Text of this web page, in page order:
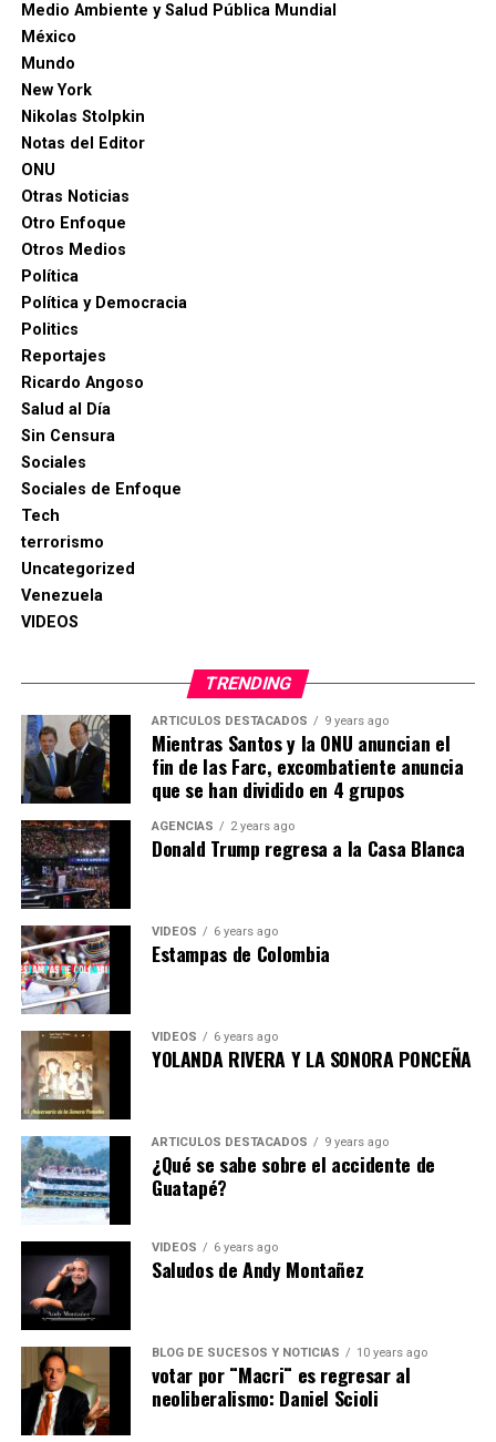
Medio Ambiente y Salud Pública Mundial
México
Mundo
New York
Nikolas Stolpkin
Notas del Editor
ONU
Otras Noticias
Otro Enfoque
Otros Medios
Política
Política y Democracia
Politics
Reportajes
Ricardo Angoso
Salud al Día
Sin Censura
Sociales
Sociales de Enfoque
Tech
terrorismo
Uncategorized
Venezuela
VIDEOS
TRENDING
ARTICULOS DESTACADOS 9 years ago
Mientras Santos y la ONU anuncian el
fin de las Farc, excombatiente anuncia
que se han dividido en 4 grupos
AGENCIAS 2 years ago
Donald Trump regresa a la Casa Blanca
VIDEOS 6 years ago
Estampas de Colombia
VIDEOS 6 years ago
YOLANDA RIVERA Y LA SONORA PONCEÑA
ARTICULOS DESTACADOS 9 years ago
¿Qué se sabe sobre el accidente de
Guatapé?
VIDEOS 6 years ago
Saludos de Andy Montañez
BLOG DE SUCESOS Y NOTICIAS 10 years ago
votar por ¨Macri¨ es regresar al
neoliberalismo: Daniel Scioli